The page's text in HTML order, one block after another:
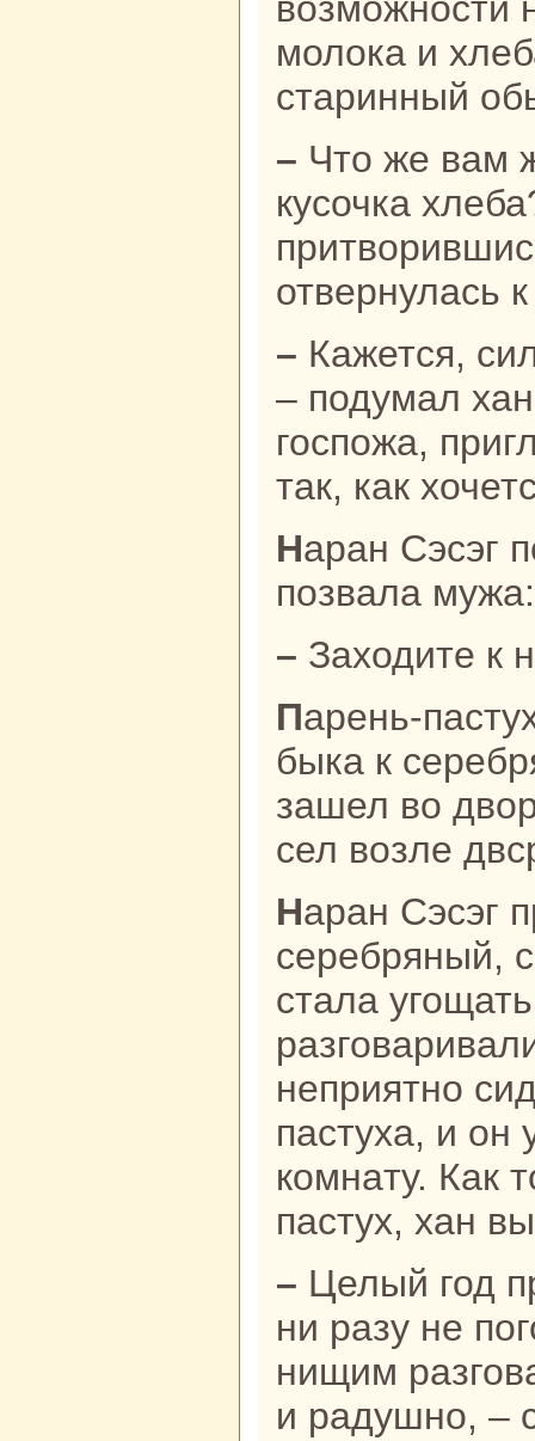
молока и
старинный
– Что же вам жалкo глотка чаю и
кусочка
отвернулась
– Кажется, сильно обидел я ханшу,
– подумал
госпожа,
так, как
Наpaн Сэсэг подошла к окну и
позвала мужа:
– Заходите к
Парень-пастух привязал сивого
быка к
зашел во
сел возле
Наpaн Сэсэг придвинула к нему
серебряный,
стала
неприятно
пастуха, и он
кoмнaту. Как
пастух, хан
– Целый год прожила со мной, но
ни paзу не
нищим
и paдушно, –